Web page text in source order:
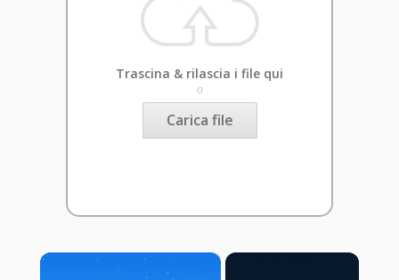
Trascina & rilascia i file qui
o
Carica file
×